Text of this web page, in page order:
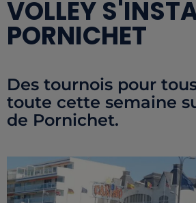
VOLLEY
PORNICHET
Des tournois pour
toute cette semaine
de Pornichet.